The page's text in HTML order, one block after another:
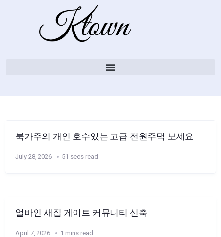
북가주의 개인 호수있는 고급 전원주택 보세요
July 28, 2026 51 secs read
얼바인 새집 게이트 커뮤니티 신축
April 7, 2026 1 mins read